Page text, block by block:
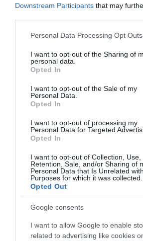
Downstream Participants that may
Please note that this website/app uses
not limited to your visit or usage
grant or deny consent to Google and its
use your data for below specified
consent section.
Personal Data Processing Opt Outs
I want to opt-out of the Sharing of
personal data.
Opted In
I want to opt-out of the Sale of my
Personal Data.
Opted In
I want to opt-out of processing my
Personal Data for Targeted
Opted In
I want to opt-out of Collection, Use,
Retention, Sale, and/or Sharing of
Personal Data that Is Unrelated
Purposes for which it was collected.
Opted Out
Google consents
I want to allow Google to enable
related to advertising like cookies
Meglett a NASA
marshelikoptere –
tűnt 2 hónapra?
HAMU ÉS GYÉMÁNT